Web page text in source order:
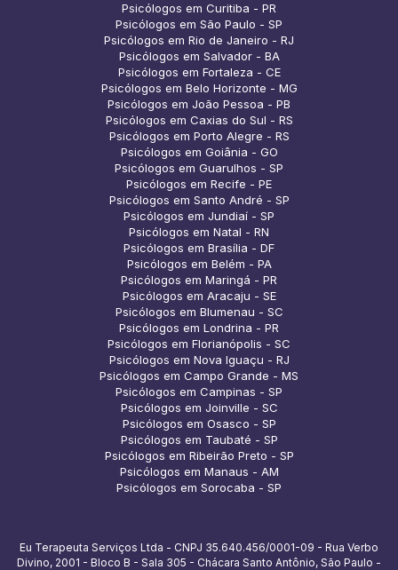
Psicólogos em Curitiba - PR
Psicólogos em São Paulo - SP
Psicólogos em Rio de Janeiro - RJ
Psicólogos em Salvador - BA
Psicólogos em Fortaleza - CE
Psicólogos em Belo Horizonte - MG
Psicólogos em João Pessoa - PB
Psicólogos em Caxias do Sul - RS
Psicólogos em Porto Alegre - RS
Psicólogos em Goiânia - GO
Psicólogos em Guarulhos - SP
Psicólogos em Recife - PE
Psicólogos em Santo André - SP
Psicólogos em Jundiaí - SP
Psicólogos em Natal - RN
Psicólogos em Brasília - DF
Psicólogos em Belém - PA
Psicólogos em Maringá - PR
Psicólogos em Aracaju - SE
Psicólogos em Blumenau - SC
Psicólogos em Londrina - PR
Psicólogos em Florianópolis - SC
Psicólogos em Nova Iguaçu - RJ
Psicólogos em Campo Grande - MS
Psicólogos em Campinas - SP
Psicólogos em Joinville - SC
Psicólogos em Osasco - SP
Psicólogos em Taubaté - SP
Psicólogos em Ribeirão Preto - SP
Psicólogos em Manaus - AM
Psicólogos em Sorocaba - SP
Eu Terapeuta Serviços Ltda - CNPJ 35.640.456/0001-09 - Rua Verbo
Divino, 2001 - Bloco B - Sala 305 - Chácara Santo Antônio, São Paulo -